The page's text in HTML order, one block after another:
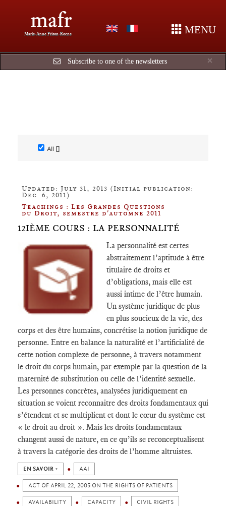
mafr
Marie-Anne Frison-Roche MENU
×
Subscribe to one of the newsletters
All []
Updated: July 31, 2013 (Initial publication:
Dec. 6, 2011)
Teachings : Les Grandes Questions
du Droit, semestre d'automne 2011
12IÈME COURS : LA PERSONNALITÉ
La personnalité est certes
abstraitement l’aptitude à être
titulaire de droits et
d’obligations, mais elle est
aussi intime de l’être humain.
Un système juridique de plus
en plus soucieux de la vie, des
corps et des être humains, concrétise la notion juridique de
personne. Entre en balance la naturalité et l’artificialité de
cette notion complexe de personne, à travers notamment
le droit du corps humain, par exemple par la question de la
maternité de substitution ou celle de l’identité sexuelle.
Les personnes concrètes, analysées juridiquement en
situation se voient reconnaitre des droits fondamentaux qui
s’étendent et se multiplient et dont le cœur du système est
« le droit au droit ». Mais les droits fondamentaux
changent aussi de nature, en ce qu’ils se reconceptualisent
à travers la catégorie des droits de l’homme altruistes.
EN SAVOIR + AAI
ACT OF APRIL 22, 2005 ON THE RIGHTS OF PATIENTS
AVAILABILITY CAPACITY CIVIL RIGHTS